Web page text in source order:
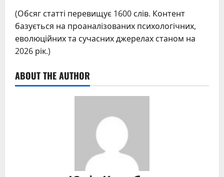
(Обсяг статті перевищує 1600 слів. Контент
базується на проаналізованих психологічних,
еволюційних та сучасних джерелах станом на
2026 рік.)
ABOUT THE AUTHOR